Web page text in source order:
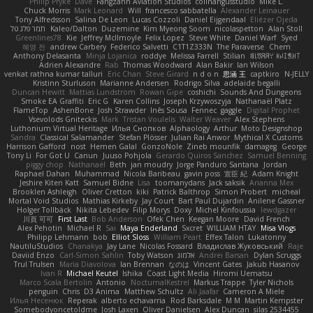
Chuck Morris Mark Leonard Will francesco sabbatella Alexander Leinauer
Tony Alfredsson Salina De Leon Lucas Cozzoli Daniel Eijgendaal Eliézer Ojeda
תמר פלג טל
Kaleo/Dalton Duzemine Kim Myeong Soom nicolaspetton Alan Stoll
Greenlines78
Kie Jeffrey McIlmoyle Felix Lopez Steve White Daniel Warf Syed
혜영 전 andrew Carbery Federico Salvetti C1T1Z333N The Paraverse Chem
Anthony Delasanta
Minja Lojanica roddye Melissa Farrell Stilian ꌃ꒒ꀎꋪꋪꌩ ꀘꈤꀤꁅꃅ꓄
Adrien Alexandre Rab Thomas Woodward Alan Bakir Ian Wilson
venkat rathna kumar talluri
Eric Chan Steve Girard n d o n 思涵 王 captkiro
N-JELLY
Kristinn Sturluson Marianne Andersen Rodrigo Silva adelaide begalli
Duncan Hewitt Mattias Lundstrom Rowan Gipe coshichi Sounds And Dungeons
Smoke EA Graffiti Eric G Karen Collins Joseph Krzywoszyja Nathanaël Platz
FlameTop AshenBone Josh Strawder Inês Sousa Fennec gaggle Digital Prophet
Vsevolods Gniteckis Mark Tristan Voulelis Walter Weaver Alex Stephens
Luthonium Virtual Heritage Илья Снопков Alphaology Arthur Moto Designshop
Sandra Classical Salamander Stefan Plösser Julian Rai Anwor Mythical X Customs
Harrison Gafford
nost Hemen Galal GonzoNole Zineb mounfik damageg George
Tony Li For Got U Canun Juuso Pohjola Gerardo Quiros Sanchez Samuel Benning
piggy chop
Nathanaël Beth jan moudry Jorge Panduro Santana
Jordan
Raphael Dahan
Muhammad Nicola Baribeau gavin poss 宣臣 紀 Adam Knight
Jeshire Kiten Katt Samuel Bidne Lisa toomanydans Jack saksik Arianna Mex
Brooklen Ashleigh
Oliver Cretton kiki Patrick Balthrop Simon Probert micheal
Mortal Void Studios Mathias Kirkeby Jay Court Bart Paul Dujardin Anilene Gassner
Holger Tollbäck Nikita Lebedev Filip Morys Doxy Michel Kinfoussia
lewdgazer
川頁 可可 First Last Bob Anderson Ofek Chen Keegan Moore David French
Alex Pehotin
Michael R Sai Maya Enderland Sxcret WILLIAM HTAY Misa Vlogs
Philipp Lehmann bob Elliot Sloss William Peart Effex Talon Lukatonny
NautiluStudios Chanakya Jay Lane Nicolas Fossard Владислав Жуковський
Raje
Daviid Enzo
Carl-Simon Sahlin Toby Watson אלמוג Andrei Barsan
Dylan Scruggs
Trul Trulsen
Maria Diavolova Ian Brennan なのは Vincent Gates Jakub Hasanov
Ivan R Michael Keutel Ishika Coast Light Media Hiromi Uematsu
Marco Scala Bertolin Antonio NocturnalKestrel Markus Trappe Tyler Nichols
penguin Chris D3 Anima Matthew Schultz Ali Jaafar Cameron A Miele
Илья Несенюк Reperak alberto echavarria Rod Barksdale M M Martin Kempster
Somebodyoncetoldme Josh Laxen Oliver Danielsen Alex Duncan silas 2534455